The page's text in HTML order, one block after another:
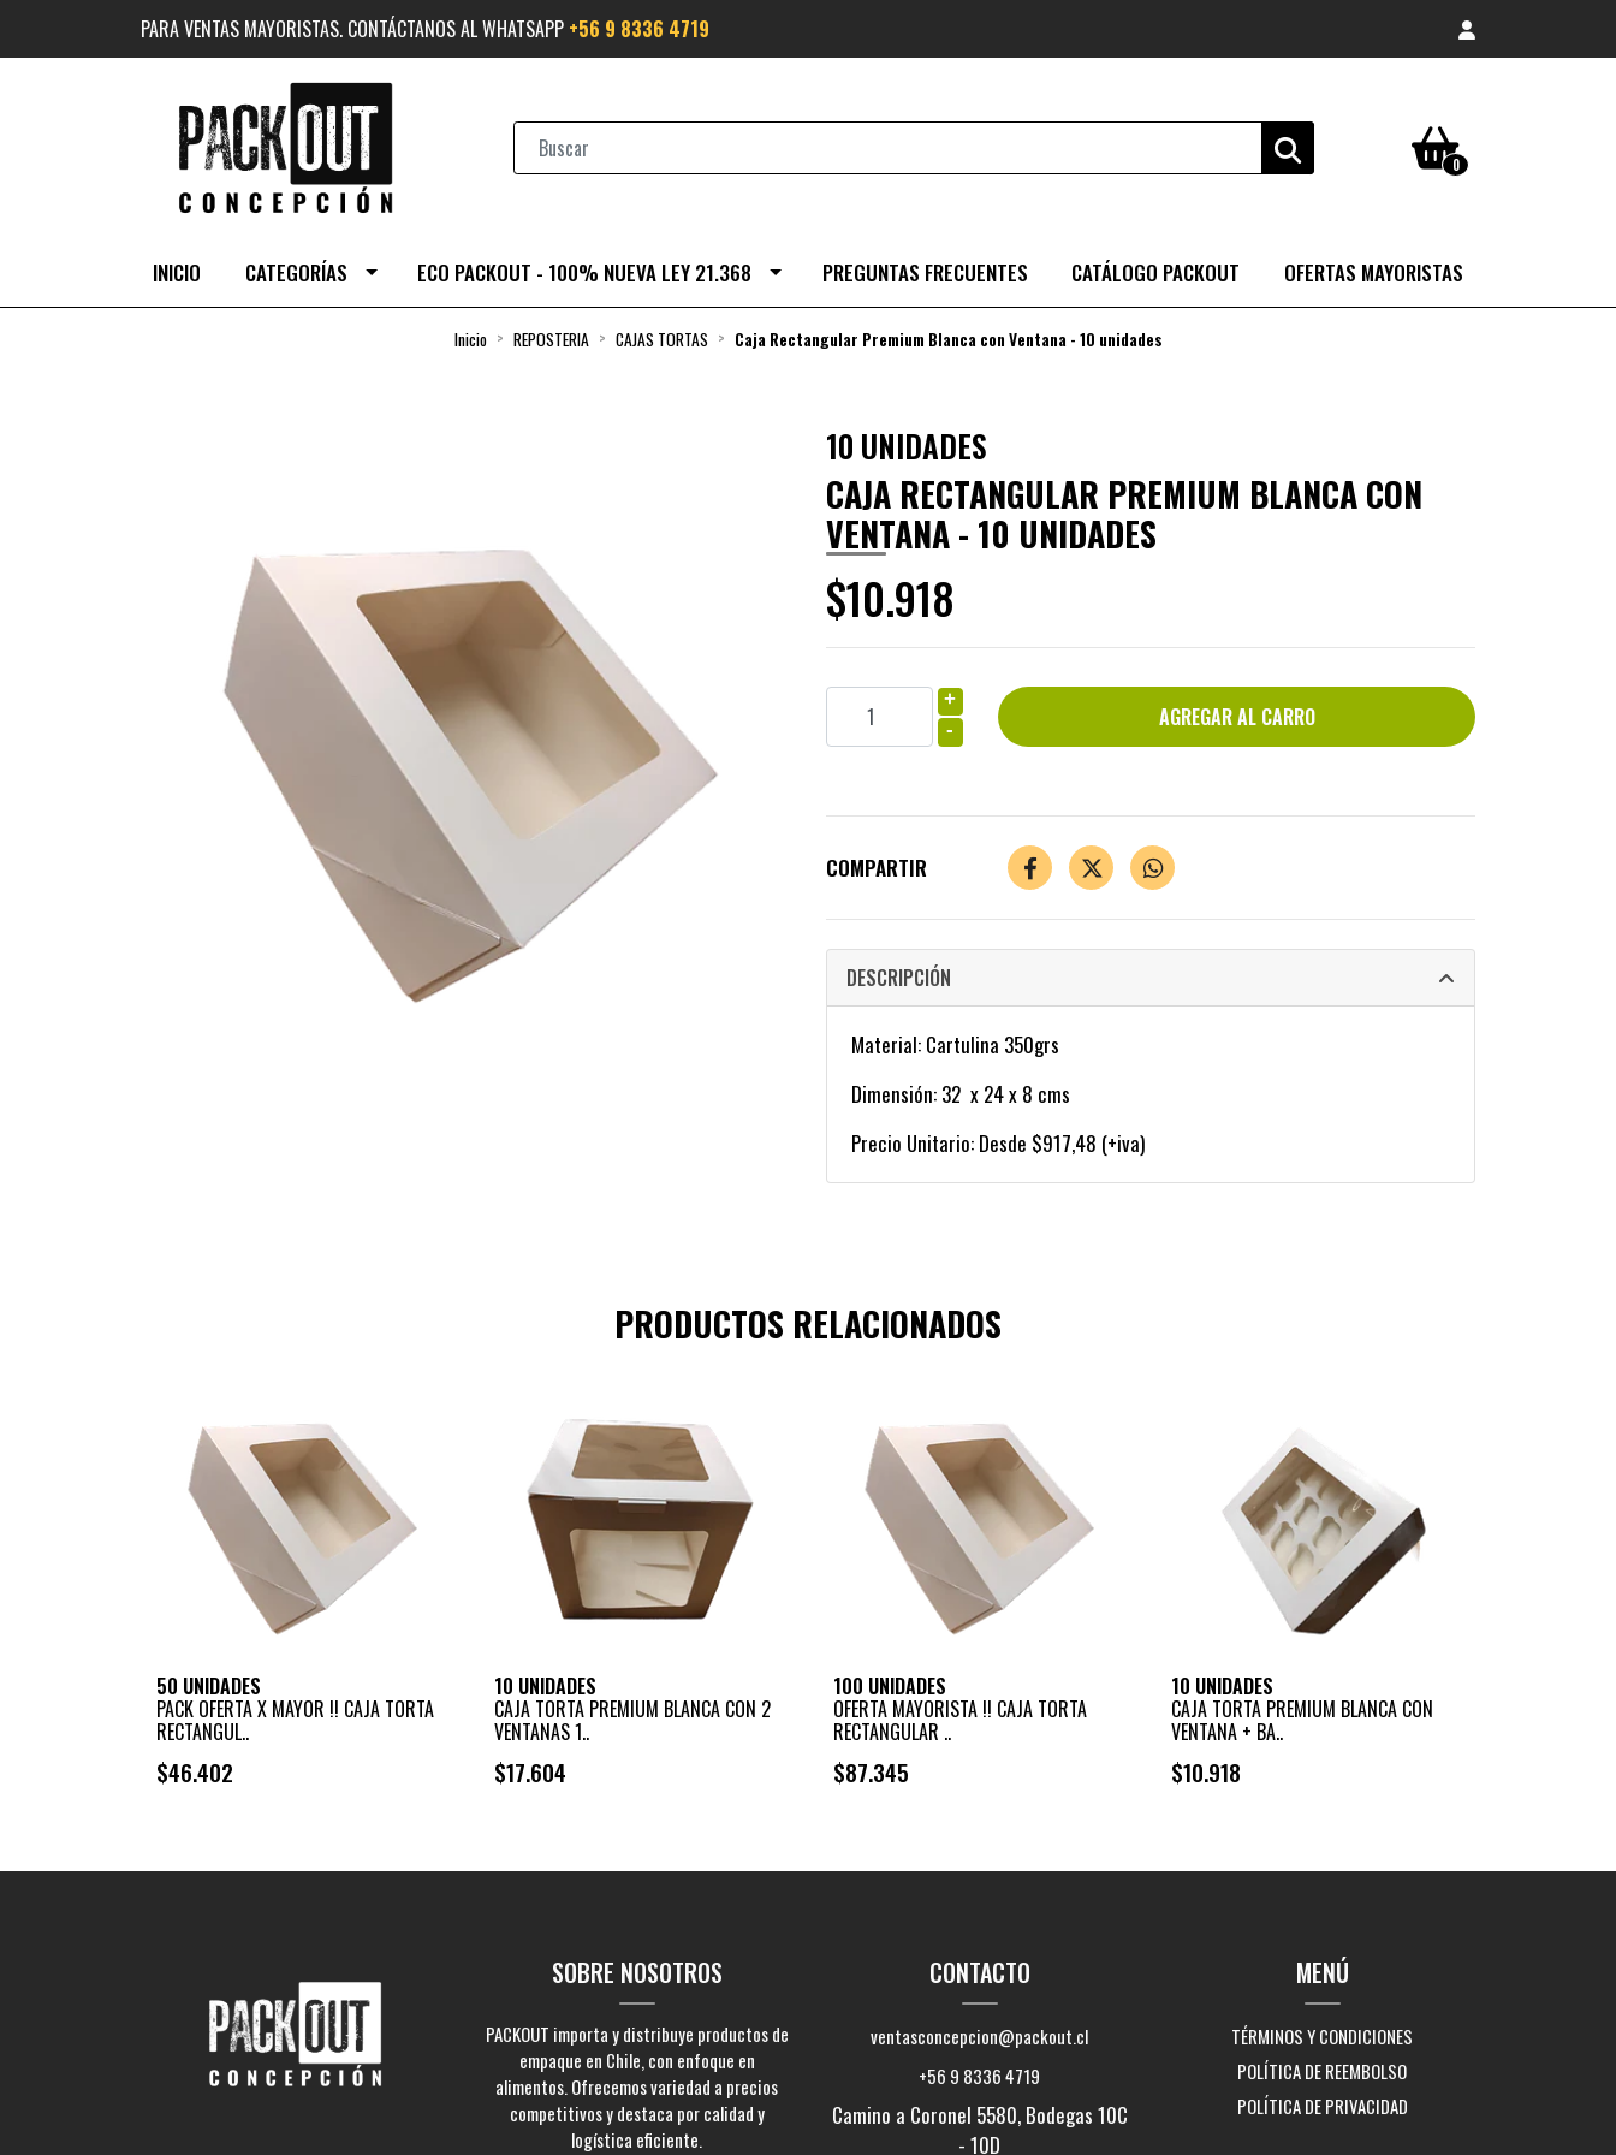
PARA VENTAS MAYORISTAS. CONTÁCTANOS AL WHATSAPP +56 9 8336 4719
0
INICIO CATEGORÍAS ECO PACKOUT - 100% NUEVA LEY 21.368 PREGUNTAS FRECUENTES CATÁLOGO PACKOUT OFERTAS MAYORISTAS
Inicio REPOSTERIA CAJAS TORTAS Caja Rectangular Premium Blanca con Ventana - 10 unidades
10 UNIDADES
CAJA RECTANGULAR PREMIUM BLANCA CON
VENTANA - 10 UNIDADES
$10.918
+
-
COMPARTIR
DESCRIPCIÓN
Material: Cartulina 350grs
Dimensión: 32 x 24 x 8 cms
Precio Unitario: Desde $917,48 (+iva)
PRODUCTOS RELACIONADOS
50 UNIDADES
PACK OFERTA X MAYOR !! CAJA TORTA
RECTANGUL..
$46.402
10 UNIDADES
CAJA TORTA PREMIUM BLANCA CON 2
VENTANAS 1..
$17.604
100 UNIDADES
OFERTA MAYORISTA !! CAJA TORTA
RECTANGULAR ..
$87.345
10 UNIDADES
CAJA TORTA PREMIUM BLANCA CON
VENTANA + BA..
$10.918
SOBRE NOSOTROS
PACKOUT importa y distribuye productos de
empaque en Chile, con enfoque en
alimentos. Ofrecemos variedad a precios
competitivos y destaca por calidad y
logística eficiente.
CONTACTO
ventasconcepcion@packout.cl
+56 9 8336 4719
Camino a Coronel 5580, Bodegas 10C
- 10D
MENÚ
TÉRMINOS Y CONDICIONES
POLÍTICA DE REEMBOLSO
POLÍTICA DE PRIVACIDAD